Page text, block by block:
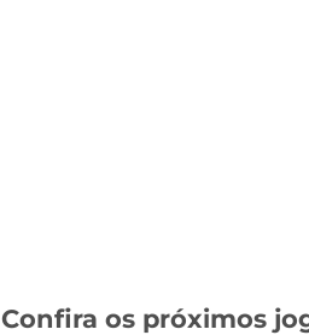
Confira os próximos